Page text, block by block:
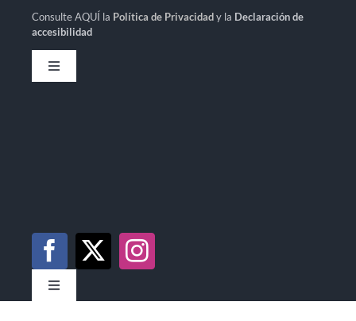
Consulte AQUÍ la Política de Privacidady la Declaración de
accesibilidad
Toggle
Toggle